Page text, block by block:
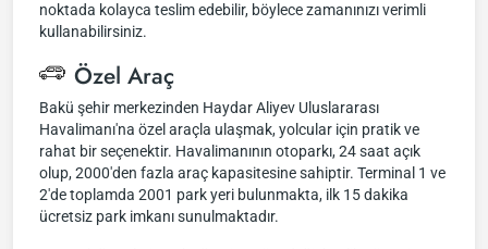
noktada kolayca teslim edebilir, böylece zamanınızı verimli
kullanabilirsiniz.
Özel Araç
Bakü şehir merkezinden Haydar Aliyev Uluslararası
Havalimanı'na özel araçla ulaşmak, yolcular için pratik ve
rahat bir seçenektir. Havalimanının otoparkı, 24 saat açık
olup, 2000'den fazla araç kapasitesine sahiptir. Terminal 1 ve
2'de toplamda 2001 park yeri bulunmakta, ilk 15 dakika
ücretsiz park imkanı sunulmaktadır.